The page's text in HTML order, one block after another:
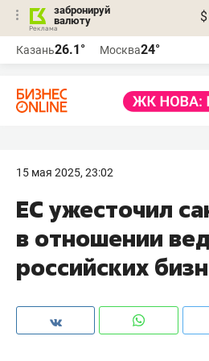
забронируй
валюту
$
Казань26.1° Москва24°
15 мая 2025, 23:02
ЕС ужесточил
в отношении
российских